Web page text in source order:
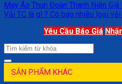
May Áo Thun Đoàn Thanh Niên Giá
Vải TC là gì ? Có bao nhiêu loại
Yêu Cầu Báo Giá
SẢN PHẨM KHÁC